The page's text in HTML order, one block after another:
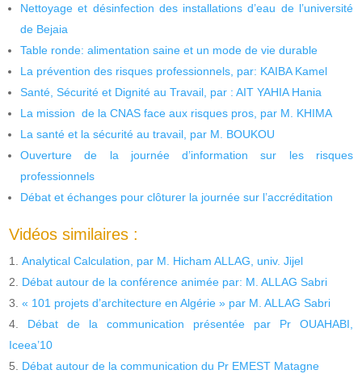
Nettoyage et désinfection des installations d’eau de l’université
de Bejaia
Table ronde: alimentation saine et un mode de vie durable
La prévention des risques professionnels, par: KAIBA Kamel
Santé, Sécurité et Dignité au Travail, par : AIT YAHIA Hania
La mission de la CNAS face aux risques pros, par M. KHIMA
La santé et la sécurité au travail, par M. BOUKOU
Ouverture de la journée d’information sur les risques
professionnels
Débat et échanges pour clôturer la journée sur l’accréditation
Vidéos similaires :
Analytical Calculation, par M. Hicham ALLAG, univ. Jijel
Débat autour de la conférence animée par: M. ALLAG Sabri
« 101 projets d’architecture en Algérie » par M. ALLAG Sabri
Débat de la communication présentée par Pr OUAHABI,
Iceea’10
Débat autour de la communication du Pr EMEST Matagne